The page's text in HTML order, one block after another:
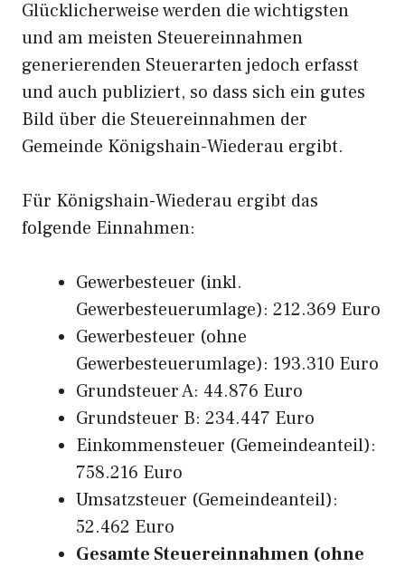
Glücklicherweise werden die wichtigsten
und am meisten Steuereinnahmen
generierenden Steuerarten jedoch erfasst
und auch publiziert, so dass sich ein gutes
Bild über die Steuereinnahmen der
Gemeinde Königshain-Wiederau ergibt.
Für Königshain-Wiederau ergibt das
folgende Einnahmen:
Gewerbesteuer (inkl.
Gewerbesteuerumlage): 212.369 Euro
Gewerbesteuer (ohne
Gewerbesteuerumlage): 193.310 Euro
Grundsteuer A: 44.876 Euro
Grundsteuer B: 234.447 Euro
Einkommensteuer (Gemeindeanteil):
758.216 Euro
Umsatzsteuer (Gemeindeanteil):
52.462 Euro
Gesamte Steuereinnahmen (ohne